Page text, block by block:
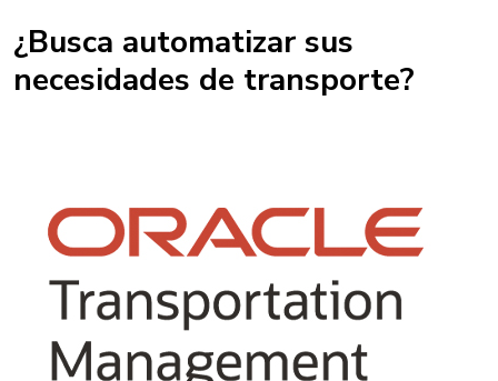
¿Busca automatizar sus
necesidades de transporte?